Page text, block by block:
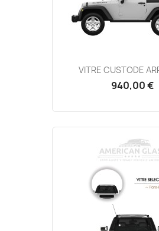
VITRE CUSTODE
940,00 €